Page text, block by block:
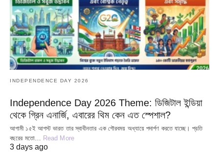
INDEPENDENCE DAY 2026
Independence Day 2026 Theme: ডিজিটাল ইন্ডিয়া
থেকে গ্রিন এনার্জি, এবারের থিম কেন এত স্পেশাল?
আগামী ১৫ই আগস্ট ভারত তার স্বাধীনতার এক গৌরবময় অধ্যায়ে পদার্পণ করতে যাচ্ছে। প্রতি
বছরের মতো… Read More
3 days ago